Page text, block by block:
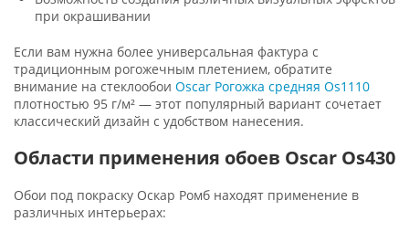
при окрашивании
Если вам нужна более универсальная фактура с
традиционным рогожечным плетением, обратите
внимание на стеклообои Oscar Рогожка средняя Os1110
плотностью 95 г/м² — этот популярный вариант сочетает
классический дизайн с удобством нанесения.
Области применения обоев Oscar Os430
Обои под покраску Оскар Ромб находят применение в
различных интерьерах: